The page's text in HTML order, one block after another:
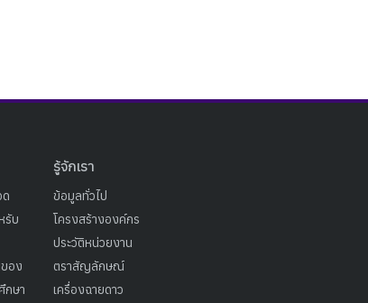
รับ
อง
กษา
รู้จักเรา
ข้อมูลทั่วไป
โครงสร้างองค์กร
ประวัติหน่วยงาน
ตราสัญลักษณ์
เครื่องฉายดาว